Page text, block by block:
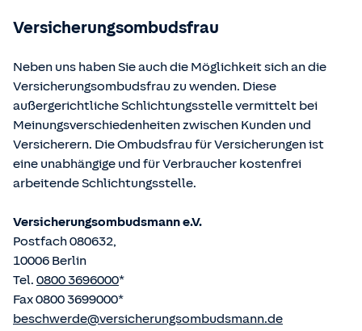
eingesehen und abgerufen werden.
Versicherungsombudsfrau
Neben uns haben Sie auch die Möglichkeit sich an die
Versicherungsombudsfrau zu wenden. Diese
außergerichtliche Schlichtungsstelle vermittelt bei
Meinungsverschiedenheiten zwischen Kunden und
Versicherern. Die Ombudsfrau für Versicherungen ist
eine unabhängige und für Verbraucher kostenfrei
arbeitende Schlichtungsstelle.
Versicherungsombudsmann e.V.
Postfach 080632,
10006 Berlin
Tel. 0800 3696000*
Fax 0800 3699000*
beschwerde@versicherungsombudsmann.de